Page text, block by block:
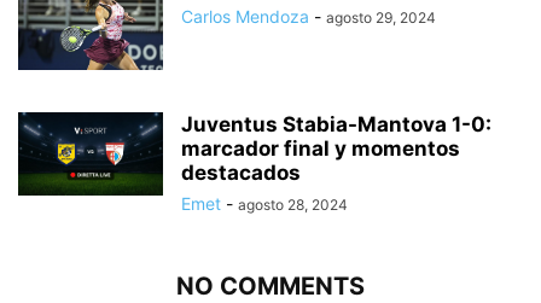
Carlos Mendoza - agosto 29, 2024
Juventus Stabia-Mantova 1-0:
marcador final y momentos
destacados
Emet - agosto 28, 2024
NO COMMENTS